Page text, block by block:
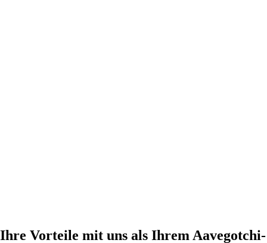
Ihre Vorteile mit uns als Ihrem Aavegotchi-